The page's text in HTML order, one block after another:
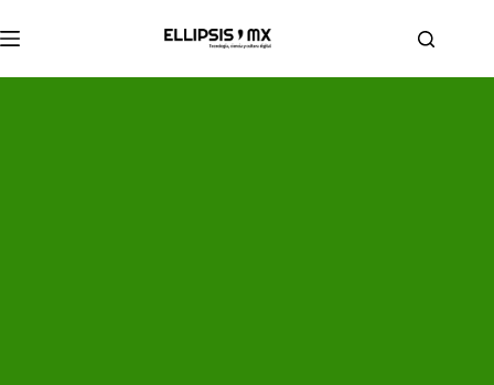
al
contenido